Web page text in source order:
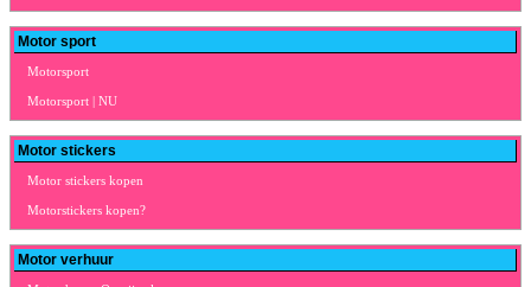
Motor sport
Motorsport
Motorsport | NU
Motor stickers
Motor stickers kopen
Motorstickers kopen?
Motor verhuur